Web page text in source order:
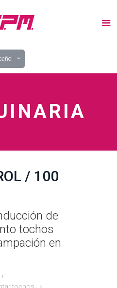
/ 100
de
tochos
en